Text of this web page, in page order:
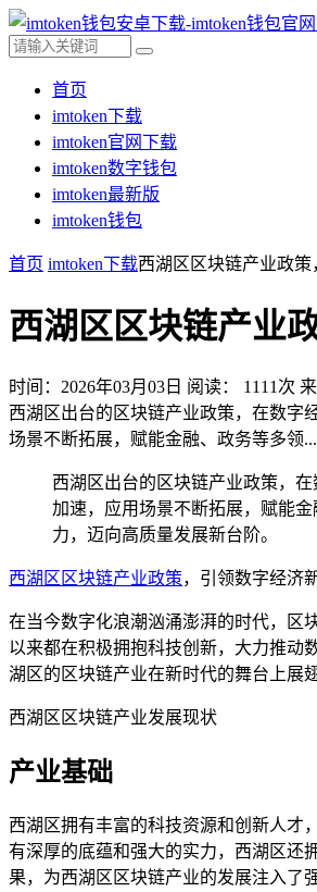
首页
imtoken下载
imtoken官网下载
imtoken数字钱包
imtoken最新版
imtoken钱包
首页 imtoken下载西湖区区块链产业政
西湖区区块链产业
时间：2026年03月03日 阅读： 1111 次
西湖区出台的区块链产业政策，在数字
场景不断拓展，赋能金融、政务等多领...
西湖区出台的区块链产业政策，
加速，应用场景不断拓展，赋能
力，迈向高质量发展新台阶。
西湖区 区块链产业政策，引领数字经济
在当今数字化浪潮汹涌澎湃的时代，区
以来都在积极拥抱科技创新，大力推动
湖区的区块链产业在新时代的舞台上展
西湖区区块链产业发展现状
产业基础
西湖区拥有丰富的科技资源和创新人才
有深厚的底蕴和强大的实力，西湖区还
果，为西湖区区块链产业的发展注入了